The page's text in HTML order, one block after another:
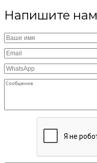
Напишите нам